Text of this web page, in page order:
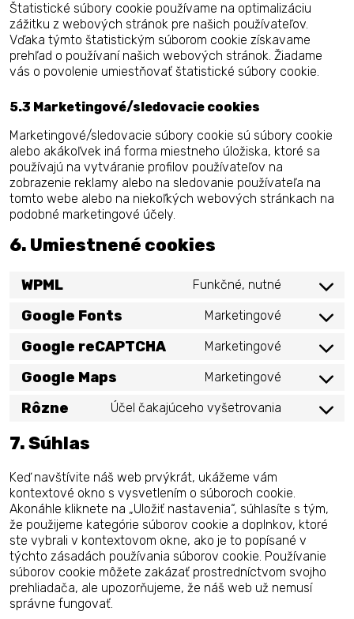
Štatistické súbory cookie používame na optimalizáciu
zážitku z webových stránok pre našich používateľov.
Vďaka týmto štatistickým súborom cookie získavame
prehľad o používaní našich webových stránok. Žiadame
vás o povolenie umiestňovať štatistické súbory cookie.
5.3 Marketingové/sledovacie cookies
Marketingové/sledovacie súbory cookie sú súbory cookie
alebo akákoľvek iná forma miestneho úložiska, ktoré sa
používajú na vytváranie profilov používateľov na
zobrazenie reklamy alebo na sledovanie používateľa na
tomto webe alebo na niekoľkých webových stránkach na
podobné marketingové účely.
6. Umiestnené cookies
WPML Funkčné, nutné
Consent
service
Google Fonts Marketingové
Consent
service
Google reCAPTCHA Marketingové
Consent
service
recaptcha
Google Maps Marketingové
Consent
service
Rôzne Účel čakajúceho vyšetrovania
Consent
7. Súhlas
Keď navštívite náš web prvýkrát, ukážeme vám
kontextové okno s vysvetlením o súboroch cookie.
Akonáhle kliknete na „Uložiť nastavenia“, súhlasíte s tým,
že použijeme kategórie súborov cookie a doplnkov, ktoré
ste vybrali v kontextovom okne, ako je to popísané v
týchto zásadách používania súborov cookie. Používanie
súborov cookie môžete zakázať prostredníctvom svojho
prehliadača, ale upozorňujeme, že náš web už nemusí
správne fungovať.